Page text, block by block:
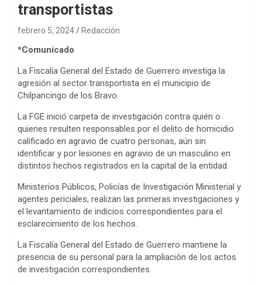
transportistas
febrero 5, 2024 Redacción
*Comunicado
La Fiscalía General del Estado de Guerrero investiga la
agresión al sector transportista en el municipio de
Chilpancingo de los Bravo.
La FGE inició carpeta de investigación contra quién o
quienes resulten responsables por el delito de homicidio
calificado en agravio de cuatro personas, aún sin
identificar y por lesiones en agravio de un masculino en
distintos hechos registrados en la capital de la entidad.
Ministerios Públicos, Policías de Investigación Ministerial y
agentes periciales, realizan las primeras investigaciones y
el levantamiento de indicios correspondientes para el
esclarecimiento de los hechos.
La Fiscalía General del Estado de Guerrero mantiene la
presencia de su personal para la ampliación de los actos
de investigación correspondientes.